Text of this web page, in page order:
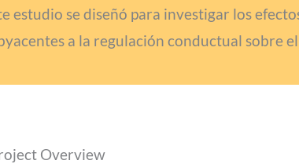
estudio se diseñó para investigar los
a la regulación conductual sobre
Overview